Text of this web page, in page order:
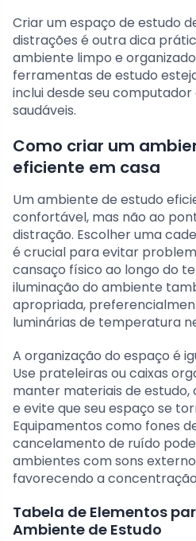
Criar um espaço de estudo
distrações é outra dica
ambiente limpo e
ferramentas de estudo
inclui desde seu
saudáveis.
Como criar um
eficiente em casa
Um ambiente de estudo
confortável, mas não ao
distração. Escolher uma
é crucial para evitar
cansaço físico ao longo do
iluminação do ambiente
apropriada,
luminárias de temperatura
A organização do espaço é
Use prateleiras ou caixas
manter materiais de estudo,
e evite que seu espaço se
Equipamentos como fones
cancelamento de ruído
ambientes com sons
favorecendo a
Tabela de Elementos
Ambiente de Estudo